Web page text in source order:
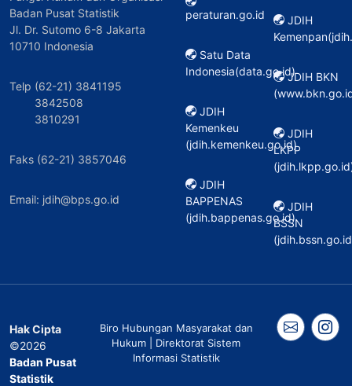
Badan Pusat Statistik
Jl. Dr. Sutomo 6-8 Jakarta
10710 Indonesia
Telp (62-21) 3841195
3842508
3810291
Faks (62-21) 3857046
Email: jdih@bps.go.id
peraturan.go.id
Satu Data
Indonesia(data.go.id)
JDIH
Kemenkeu
(jdih.kemenkeu.go.id)
JDIH
BAPPENAS
(jdih.bappenas.go.id)
JDIH
JDIH BKN
JDIH
LKPP
JDIH
BSSN
Hak Cipta
©2026
Badan Pusat
Statistik
Biro Hubungan Masyarakat dan
Hukum | Direktorat Sistem
Informasi Statistik